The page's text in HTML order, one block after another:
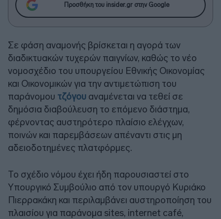
Προσθήκη του insider.gr στην Google
Σε φάση αναμονής βρίσκεται η αγορά των
διαδικτυακών τυχερών παιγνίων, καθώς το νέο
νομοσχέδιο του υπουργείου Εθνικής Οικονομίας
και Οικονομικών για την αντιμετώπιση του
παράνομου τζόγου αναμένεται να τεθεί σε
δημόσια διαβούλευση το επόμενο διάστημα,
φέρνοντας αυστηρότερο πλαίσιο ελέγχων,
ποινών και παρεμβάσεων απέναντι στις μη
αδειοδοτημένες πλατφόρμες.
Το σχέδιο νόμου έχει ήδη παρουσιαστεί στο
Υπουργικό Συμβούλιο από τον υπουργό Κυριάκο
Πιερρακάκη και περιλαμβάνει αυστηροποίηση του
πλαισίου για παράνομα sites, internet café,